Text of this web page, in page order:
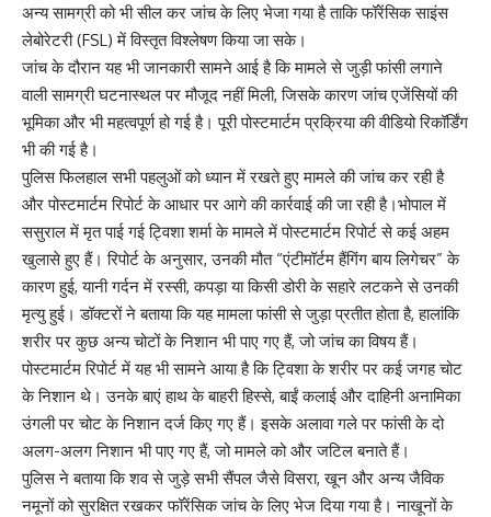
अन्य सामग्री को भी सील कर जांच के लिए भेजा गया है ताकि फॉरेंसिक साइंस
लेबोरेटरी (FSL) में विस्तृत विश्लेषण किया जा सके।
जांच के दौरान यह भी जानकारी सामने आई है कि मामले से जुड़ी फांसी लगाने
वाली सामग्री घटनास्थल पर मौजूद नहीं मिली, जिसके कारण जांच एजेंसियों की
भूमिका और भी महत्वपूर्ण हो गई है। पूरी पोस्टमार्टम प्रक्रिया की वीडियो रिकॉर्डिंग
भी की गई है।
पुलिस फिलहाल सभी पहलुओं को ध्यान में रखते हुए मामले की जांच कर रही है
और पोस्टमार्टम रिपोर्ट के आधार पर आगे की कार्रवाई की जा रही है।भोपाल में
ससुराल में मृत पाई गई ट्विशा शर्मा के मामले में पोस्टमार्टम रिपोर्ट से कई अहम
खुलासे हुए हैं। रिपोर्ट के अनुसार, उनकी मौत “एंटीमॉर्टम हैंगिंग बाय लिगेचर” के
कारण हुई, यानी गर्दन में रस्सी, कपड़ा या किसी डोरी के सहारे लटकने से उनकी
मृत्यु हुई। डॉक्टरों ने बताया कि यह मामला फांसी से जुड़ा प्रतीत होता है, हालांकि
शरीर पर कुछ अन्य चोटों के निशान भी पाए गए हैं, जो जांच का विषय हैं।
पोस्टमार्टम रिपोर्ट में यह भी सामने आया है कि ट्विशा के शरीर पर कई जगह चोट
के निशान थे। उनके बाएं हाथ के बाहरी हिस्से, बाईं कलाई और दाहिनी अनामिका
उंगली पर चोट के निशान दर्ज किए गए हैं। इसके अलावा गले पर फांसी के दो
अलग-अलग निशान भी पाए गए हैं, जो मामले को और जटिल बनाते हैं।
पुलिस ने बताया कि शव से जुड़े सभी सैंपल जैसे विसरा, खून और अन्य जैविक
नमूनों को सुरक्षित रखकर फॉरेंसिक जांच के लिए भेज दिया गया है। नाखूनों के